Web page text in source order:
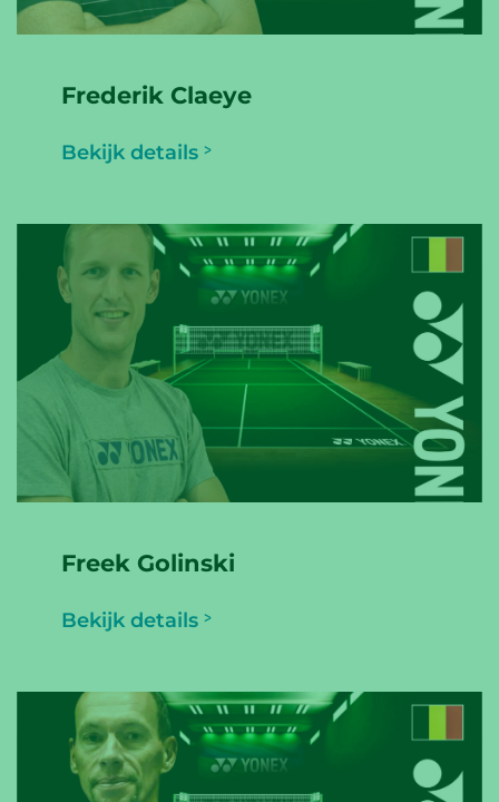
Frederik Claeye
Bekijk details
Freek Golinski
Bekijk details